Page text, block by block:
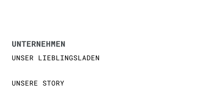
UNTERNEHMEN
UNSER LIEBLINGSLADEN
UNSERE STORY